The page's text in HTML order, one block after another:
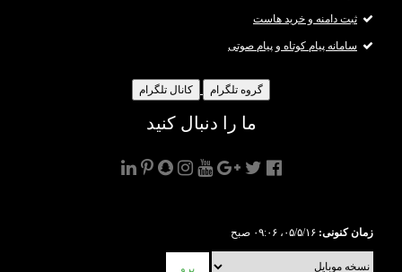
ثبت دامنه و خرید هاست
سامانه پیام کوتاه و پیام صوتی
گروه تلگرام کانال تلگرام
ما را دنبال کنید
زمان کنونی: ۰۵/۵/۱۶، ۰۹:۰۶ صبح
برو